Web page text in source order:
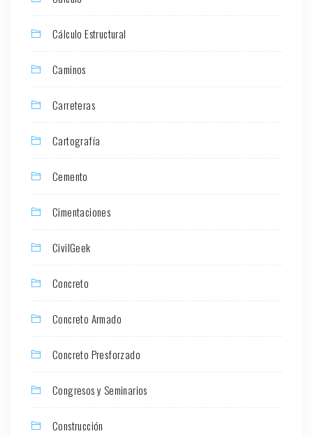
Cálculo Estructural
Caminos
Carreteras
Cartografía
Cemento
Cimentaciones
CivilGeek
Concreto
Concreto Armado
Concreto Presforzado
Congresos y Seminarios
Construcción